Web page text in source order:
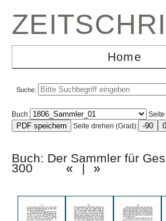
Home
Suche:
Buch Seite
Seite drehen (Grad):
Buch: Der Sammler für
300 « | »